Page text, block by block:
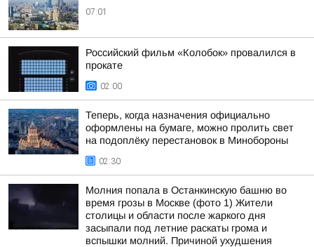
07:01
Российский фильм «Колобок» провалился в
прокате
02:00
Теперь, когда назначения официально
оформлены на бумаге, можно пролить свет
на подоплёку перестановок в Минобороны
02:30
Молния попала в Останкинскую башню во
время грозы в Москве (фото 1) Жители
столицы и области после жаркого дня
засыпали под летние раскаты грома и
вспышки молний. Причиной ухудшения